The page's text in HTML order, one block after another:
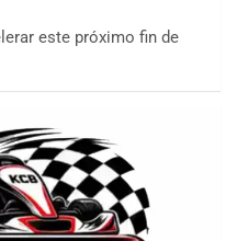
este próximo fin de